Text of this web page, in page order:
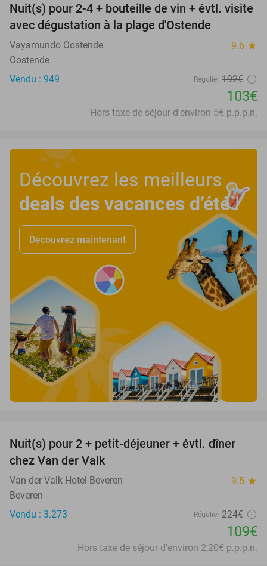
46%
Nuit(s) pour 2-4 + bouteille de vin + évtl. visite
avec dégustation à la plage d'Ostende
Vayamundo Oostende 9.6 star
Oostende
Vendu : 949
Régulier 192€
103€
Hors taxe de séjour d'environ 5€ p.p.p.n.
Découvrez les meilleurs
deals des vacances d’été!
Découvrez maintenant
51%
Nuit(s) pour 2 + petit-déjeuner + évtl. dîner
chez Van der Valk
Van der Valk Hotel Beveren 9.5 star
Beveren
Vendu : 3.273
Régulier 224€
109€
Hors taxe de séjour d'environ 2,20€ p.p.p.n.